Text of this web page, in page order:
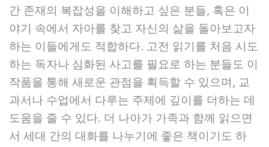
간 존재의 복잡성을 이해하고 싶은 분들, 혹은 이
야기 속에서 자아를 찾고 자신의 삶을 돌아보고자
하는 이들에게도 적합하다. 고전 읽기를 처음 시도
하는 독자나 심화된 사고를 필요로 하는 분들도 이
작품을 통해 새로운 관점을 획득할 수 있으며, 교
과서나 수업에서 다루는 주제에 깊이를 더하는 데
도움을 줄 수 있다. 더 나아가 가족과 함께 읽으면
서 세대 간의 대화를 나누기에 좋은 책이기도 하